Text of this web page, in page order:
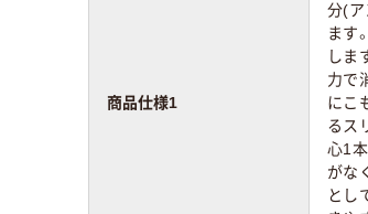
商品仕様1
分(ア
ます
しま
力で
にこ
るス
心1
がな
とし